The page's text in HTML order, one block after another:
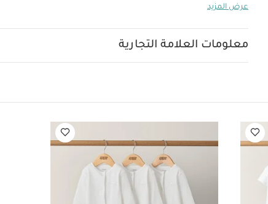
الداخلي قد يعجبك أيضاً:عرض المزيد
معلومات العلامة التجارية